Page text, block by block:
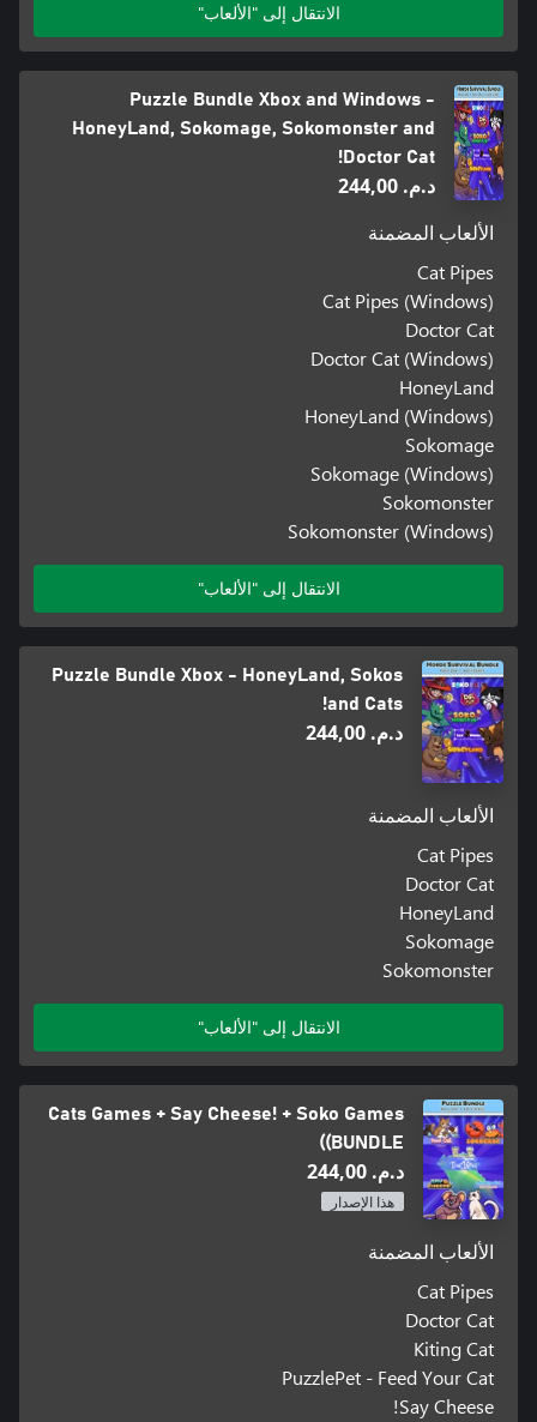
الانتقال إلى "الألعاب"
Puzzle Bundle Xbox and Windows -
HoneyLand, Sokomage, Sokomonster and
Doctor Cat!
د.م.‏ 244,00
الألعاب المضمنة
Cat Pipes
Cat Pipes (Windows)
Doctor Cat
Doctor Cat (Windows)
HoneyLand
HoneyLand (Windows)
Sokomage
Sokomage (Windows)
Sokomonster
Sokomonster (Windows)
الانتقال إلى "الألعاب"
Puzzle Bundle Xbox - HoneyLand, Sokos
and Cats!
د.م.‏ 244,00
الألعاب المضمنة
Cat Pipes
Doctor Cat
HoneyLand
Sokomage
Sokomonster
الانتقال إلى "الألعاب"
Cats Games + Say Cheese! + Soko Games
(BUNDLE)
د.م.‏ 244,00
هذا الإصدار
الألعاب المضمنة
Cat Pipes
Doctor Cat
Kiting Cat
PuzzlePet - Feed Your Cat
Say Cheese!